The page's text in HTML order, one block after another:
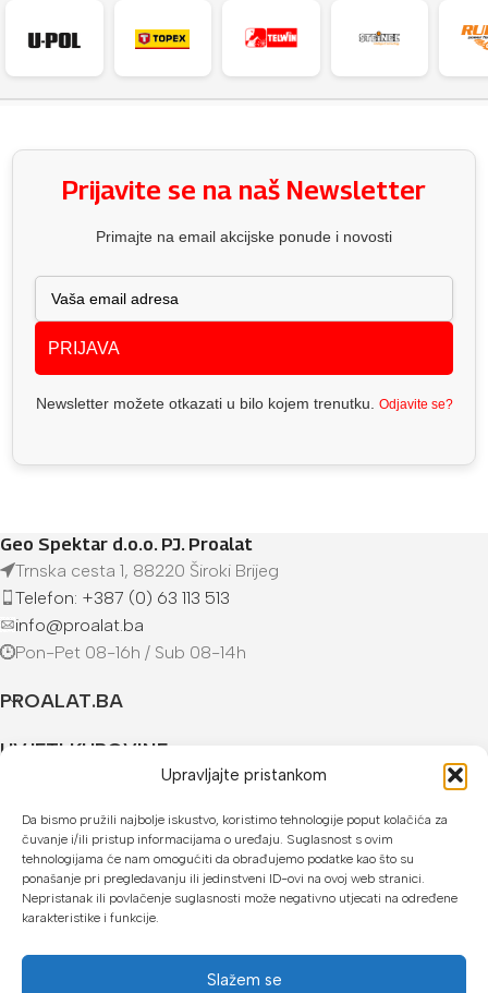
Upravljajte pristankom
Da bismo pružili najbolje iskustvo, koristimo tehnologije poput kolačića za
čuvanje i/ili pristup informacijama o uređaju. Suglasnost s ovim
tehnologijama će nam omogućiti da obrađujemo podatke kao što su
ponašanje pri pregledavanju ili jedinstveni ID-ovi na ovoj web stranici.
Nepristanak ili povlačenje suglasnosti može negativno utjecati na određene
karakteristike i funkcije.
Slažem se
Prijavite se na naš Newsletter
Primajte na email akcijske ponude i novosti
PRIJAVA
Newsletter možete otkazati u bilo kojem trenutku. Odjavite se?
Geo Spektar d.o.o. PJ. Proalat
Trnska cesta 1, 88220 Široki Brijeg
Telefon: +387 (0) 63 113 513
info@proalat.ba
Pon-Pet 08-16h / Sub 08-14h
PROALAT.BA
UVJETI KUPOVINE
U našoj web trgovini možete platiti:
Kreditnim karticama jednokratno ili do 24 rate
Općom uplatnicom, virmanom, internet bankarstvom
Gotovinom prilikom preuzimanja